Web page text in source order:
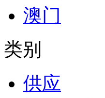
澳门
类别
供应